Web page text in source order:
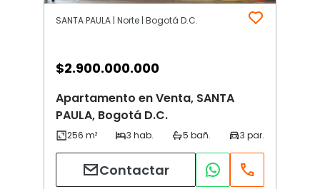
SANTA PAULA | Norte | Bogotá D.C.
$2.900.000.000
Apartamento en Venta, SANTA
PAULA, Bogotá D.C.
Contactar